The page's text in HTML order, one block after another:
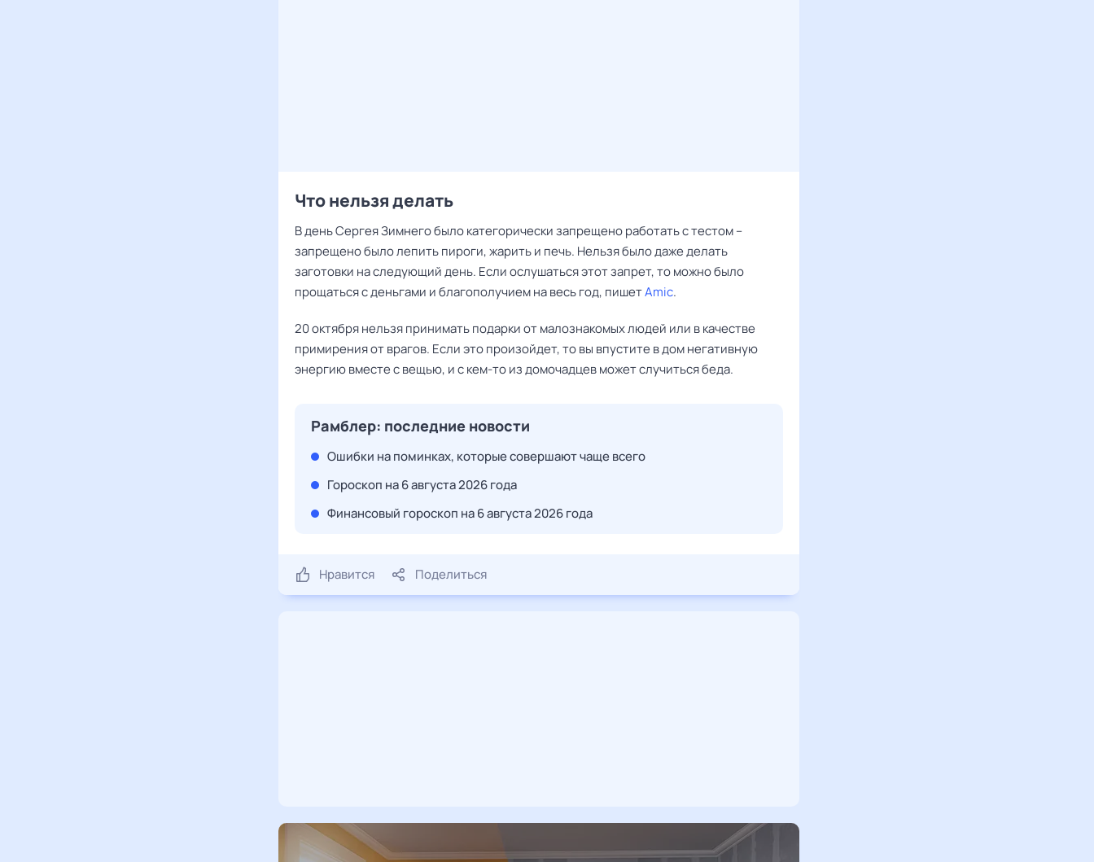
Что нельзя делать
В день Сергея Зимнего было категорически запрещено работать с тестом –
запрещено было лепить пироги, жарить и печь. Нельзя было даже делать
заготовки на следующий день. Если ослушаться этот запрет, то можно было
прощаться с деньгами и благополучием на весь год, пишетAmic.
20 октября нельзя принимать подарки от малознакомых людей или в качестве
примирения от врагов. Если это произойдет, то вы впустите в дом негативную
энергию вместе с вещью, и с кем-то из домочадцев может случиться беда.
Рамблер: последние новости
Ошибки на поминках, которые совершают чаще всего
Гороскоп на 6 августа 2026 года
Финансовый гороскоп на 6 августа 2026 года
Нравится Поделиться